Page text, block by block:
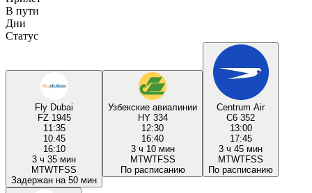
В пути
Дни
Статус
Fly Dubai
FZ 1945
11:35
10:45
16:10
3 ч 35 мин
MTWTFSS
Задержан на 50 мин
Узбекские авиалинии
HY 334
12:30
16:40
3 ч 10 мин
MTWTFSS
По расписанию
Centrum Air
C6 352
13:00
17:45
3 ч 45 мин
MTWTFSS
По расписанию